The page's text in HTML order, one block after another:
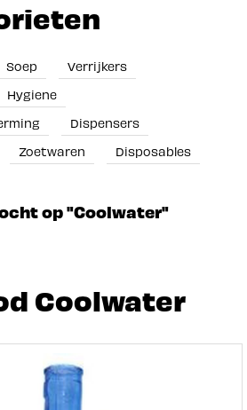
Soep
Verrijkers
Hygiene
Dispensers
Zoetwaren Disposables
op "Coolwater"
Coolwater